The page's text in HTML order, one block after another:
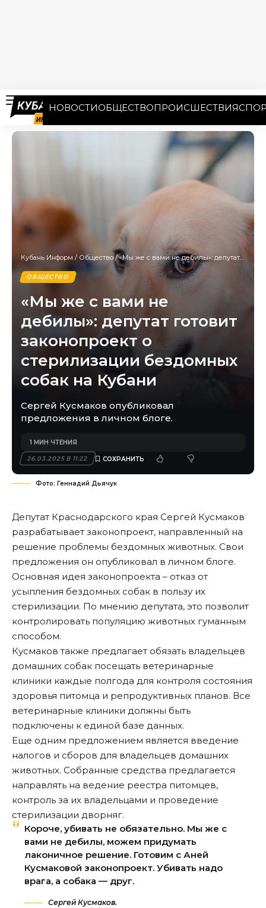
НОВОСТИОБЩЕСТВОПРОИСШЕСТВИЯ
Кубань Информ / Общество/«Мы же с вами не дебилы»: депутат готовит законопроект о стерилизации бездомных собак на Кубани
ОБЩЕСТВО
«Мы же с вами не
дебилы»: депутат готовит
законопроект о
стерилизации бездомных
собак на Кубани
Сергей Кусмаков опубликовал
предложения в личном блоге.
26.03.2025 В 11:22
1 МИН ЧТЕНИЯ
Фото: Геннадий Дьячук
Депутат Краснодарского края Сергей Кусмаков
разрабатывает законопроект, направленный на
решение проблемы бездомных животных. Свои
предложения он опубликовал в личном блоге.
Основная идея законопроекта – отказ от
усыпления бездомных собак в пользу их
стерилизации. По мнению депутата, это позволит
контролировать популяцию животных гуманным
способом.
Кусмаков также предлагает обязать владельцев
домашних собак посещать ветеринарные
клиники каждые полгода для контроля состояния
здоровья питомца и репродуктивных планов. Все
ветеринарные клиники должны быть
подключены к единой базе данных.
Еще одним предложением является введение
налогов и сборов для владельцев домашних
животных. Собранные средства предлагается
направлять на ведение реестра питомцев,
контроль за их владельцами и проведение
стерилизации дворняг.
Короче, убивать не обязательно. Мы же с
вами не дебилы, можем придумать
лаконичное решение. Готовим с Аней
Кусмаковой законопроект. Убивать надо
врага, а собака — друг.
Сергей Кусмаков.